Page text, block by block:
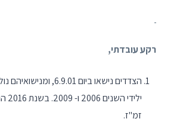
רקע עובדתי,
זמ"ז.